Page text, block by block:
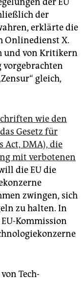
der EU
der
erklärte die
Onlinedienst X.
und von Kritikern
vorgebrachten
gleich,
wie den
Gesetz für
DMA), die
mit verbotenen
die EU die
zwingen, sich
zu halten. In
Kommission
Tech-